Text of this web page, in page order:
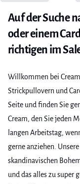
Willkommen bei
Strickpullovern und
Seite und finden Sie
langen Arbeitstag,
gerne anziehen.
skandinavischen
und das alles zu super
finden Sie alles von
können, bis hin zu
Mit anderen Worten
Strickpullover wählen,